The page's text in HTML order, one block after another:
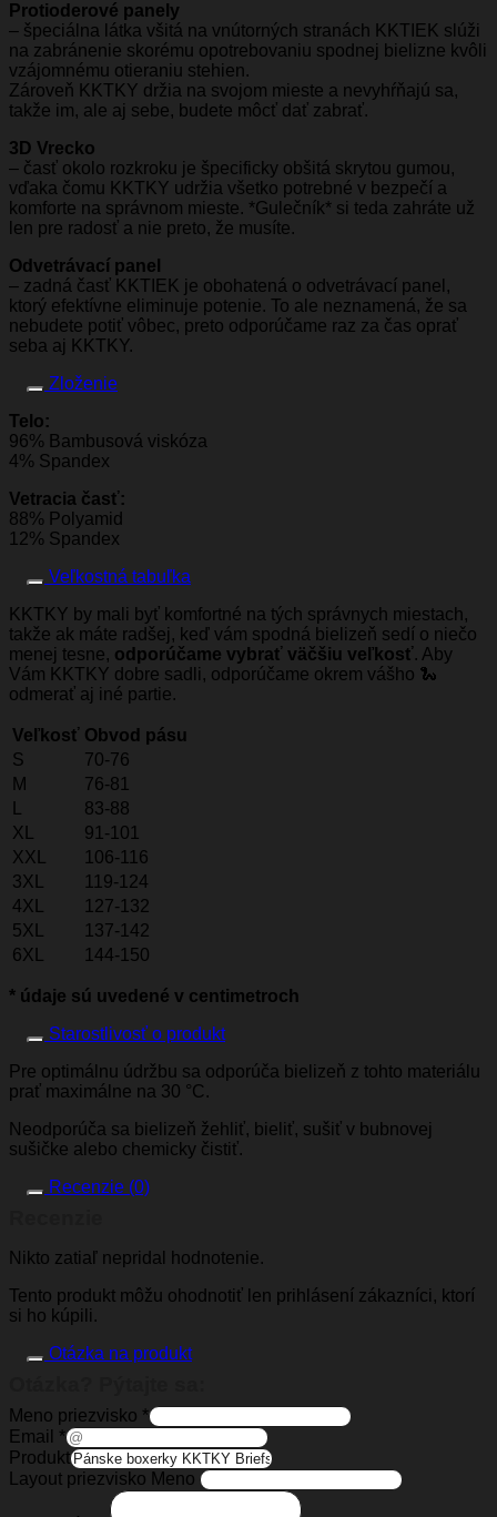
Protioderové panely
– špeciálna látka všitá na vnútorných stranách KKTIEK slúži
na zabránenie skorému opotrebovaniu spodnej bielizne kvôli
vzájomnému otieraniu stehien.
Zároveň KKTKY držia na svojom mieste a nevyhŕňajú sa,
takže im, ale aj sebe, budete môcť dať zabrať.
3D Vrecko
– časť okolo rozkroku je špecificky obšitá skrytou gumou,
vďaka čomu KKTKY udržia všetko potrebné v bezpečí a
komforte na správnom mieste. *Gulečník* si teda zahráte už
len pre radosť a nie preto, že musíte.
Odvetrávací panel
– zadná časť KKTIEK je obohatená o odvetrávací panel,
ktorý efektívne eliminuje potenie. To ale neznamená, že sa
nebudete potiť vôbec, preto odporúčame raz za čas oprať
seba aj KKTKY.
Zloženie
Telo:
96% Bambusová viskóza
4% Spandex
Vetracia časť:
88% Polyamid
12% Spandex
Veľkostná tabuľka
KKTKY by mali byť komfortné na tých správnych miestach,
takže ak máte radšej, keď vám spodná bielizeň sedí o niečo
menej tesne, odporúčame vybrať väčšiu veľkosť. Aby
Vám KKTKY dobre sadli, odporúčame okrem vášho 🐍
odmerať aj iné partie.
Veľkosť Obvod pásu
S
70-76
M
76-81
83-88
XL
91-101
XXL
106-116
3XL
119-124
4XL
127-132
5XL
137-142
6XL
144-150
* údaje sú uvedené v centimetroch
Starostlivosť o produkt
Pre optimálnu údržbu sa odporúča bielizeň z tohto materiálu
prať maximálne na 30 °C.
Neodporúča sa bielizeň žehliť, bieliť, sušiť v bubnovej
sušičke alebo chemicky čistiť.
Recenzie (0)
Nikto zatiaľ nepridal hodnotenie.
Tento produkt môžu ohodnotiť len prihlásení zákazníci, ktorí
si ho kúpili.
Otázka na produkt
Meno priezvisko *
Email *
Produkt
Layout priezvisko Meno